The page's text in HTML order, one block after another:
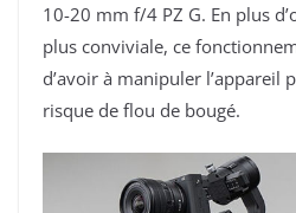
10-20 mm f/4 PZ G. En plus
plus conviviale, ce
d’avoir à manipuler l’appareil
risque de flou de bougé.